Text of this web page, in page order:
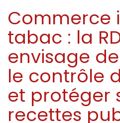
Commerce
tabac : la
envisage
le contrôle
et protéger
recettes